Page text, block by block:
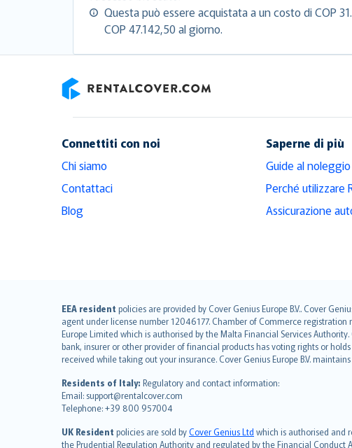
Questa può essere acquistata a un costo di COP
COP 47.142,50 al giorno.
Connettiti con noi
Chi siamo
Contattaci
Blog
Saperne di più
Guide al noleggio
Perché utilizzare
Assicurazione
EEA resident policies are provided by Cover Genius Europe B.V.. Cover
agent under license number 12046177. Chamber of Commerce
Europe Limited which is authorised by the Malta Financial Services
bank, insurer or other provider of financial products has voting rights or
received while taking out your insurance. Cover Genius Europe B.V.
Residents of Italy: Regulatory and contact information:
Email: support@rentalcover.com
Telephone: +39 800 957004
UK Resident policies are sold byCover Genius Ltd which is authorised and
the Prudential Regulation Authority and regulated by the Financial
English (UK)
English (US)
Deutsch
français
Nederlands
español
italiano
简体中文
繁體中文